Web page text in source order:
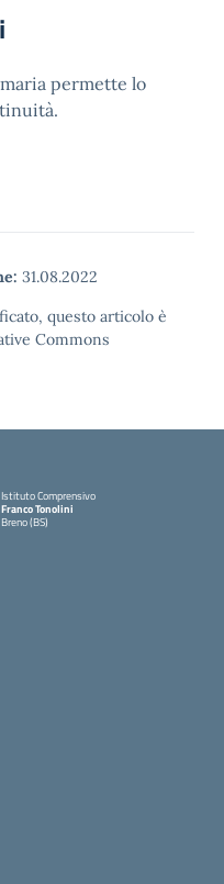
permette lo
31.08.2022
questo articolo è
Commons
Istituto Comprensivo
Franco Tonolini
Breno (BS)